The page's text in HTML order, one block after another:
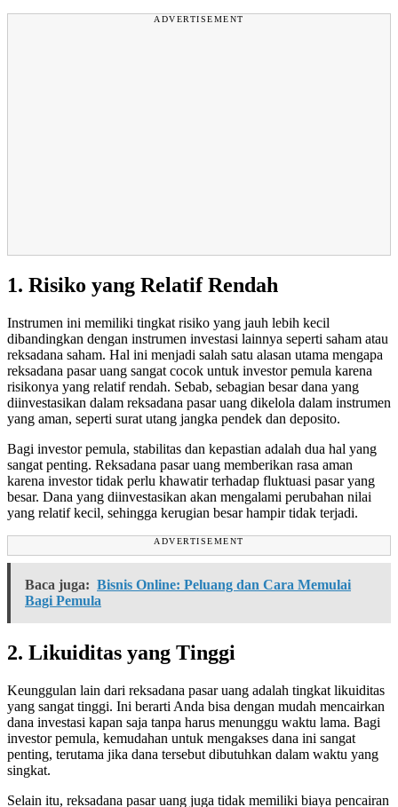
ADVERTISEMENT
1. Risiko yang Relatif Rendah
Instrumen ini memiliki tingkat risiko yang jauh lebih kecil
dibandingkan dengan instrumen investasi lainnya seperti saham atau
reksadana saham. Hal ini menjadi salah satu alasan utama mengapa
reksadana pasar uang sangat cocok untuk investor pemula karena
risikonya yang relatif rendah. Sebab, sebagian besar dana yang
diinvestasikan dalam reksadana pasar uang dikelola dalam instrumen
yang aman, seperti surat utang jangka pendek dan deposito.
Bagi investor pemula, stabilitas dan kepastian adalah dua hal yang
sangat penting. Reksadana pasar uang memberikan rasa aman
karena investor tidak perlu khawatir terhadap fluktuasi pasar yang
besar. Dana yang diinvestasikan akan mengalami perubahan nilai
yang relatif kecil, sehingga kerugian besar hampir tidak terjadi.
ADVERTISEMENT
Baca juga: Bisnis Online: Peluang dan Cara Memulai
Bagi Pemula
2. Likuiditas yang Tinggi
Keunggulan lain dari reksadana pasar uang adalah tingkat likuiditas
yang sangat tinggi. Ini berarti Anda bisa dengan mudah mencairkan
dana investasi kapan saja tanpa harus menunggu waktu lama. Bagi
investor pemula, kemudahan untuk mengakses dana ini sangat
penting, terutama jika dana tersebut dibutuhkan dalam waktu yang
singkat.
Selain itu, reksadana pasar uang juga tidak memiliki biaya pencairan